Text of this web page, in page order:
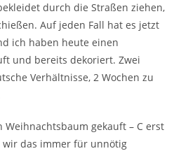
durch die Straßen ziehen,
Auf jeden Fall hat es jetzt
ich haben heute einen
und bereits dekoriert. Zwei
Verhältnisse, 2 Wochen zu
Weihnachtsbaum gekauft – C erst
das immer für unnötig